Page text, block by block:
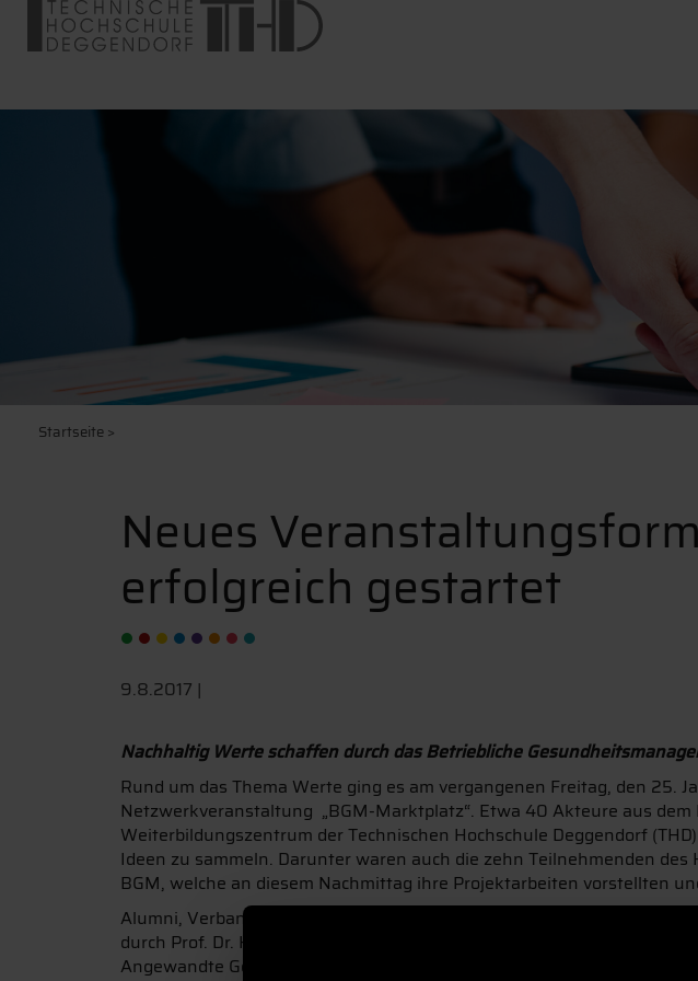
Startseite>
Neues
erfolgreich gestartet
9.8.2017 |
Nachhaltig Werte schaffen durch das Betriebliche
Rund um das Thema Werte ging es am vergangenen Freitag, den 25.
Netzwerkveranstaltung „BGM-Marktplatz“. Etwa 40 Akteure aus
Weiterbildungszentrum der Technischen Hochschule Deggendorf
Ideen zu sammeln. Darunter waren auch die zehn Teilnehmenden
BGM, welche an diesem Nachmittag ihre Projektarbeiten vorstellten
Alumni, Verbandsvertreter, Unternehmer sowie
durch Prof. Dr. Horst Kunhardt, Vizepräsident für Gesundheit an der
Angewandte Gesundheitswissenschaften, an das Publikum. Er